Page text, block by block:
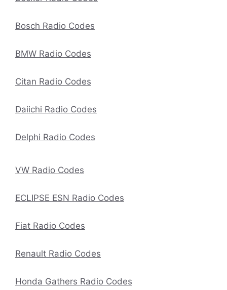
Bosch Radio Codes
BMW Radio Codes
Citan Radio Codes
Daiichi Radio Codes
Delphi Radio Codes
VW Radio Codes
ECLIPSE ESN Radio Codes
Fiat Radio Codes
Renault Radio Codes
Honda Gathers Radio Codes